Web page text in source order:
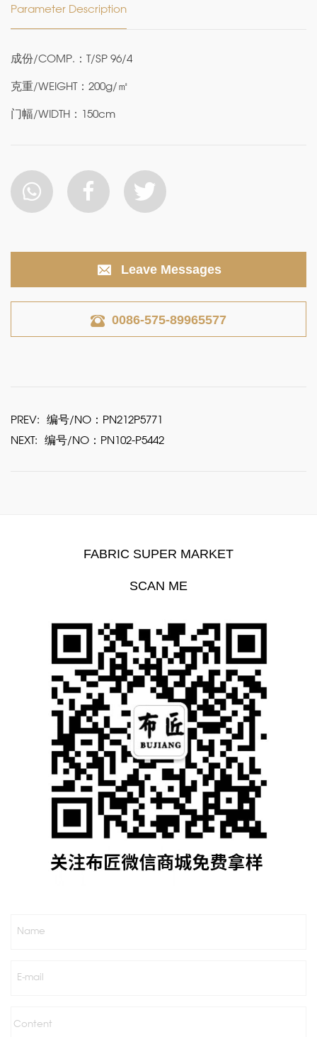
Parameter Description
成份/COMP.：T/SP 96/4
克重/WEIGHT：200g/㎡
门幅/WIDTH：150cm
Leave Messages
0086-575-89965577
PREV: 编号/NO：PN212P5771
NEXT: 编号/NO：PN102-P5442
FABRIC SUPER MARKET
SCAN ME
Name
E-mail
Content